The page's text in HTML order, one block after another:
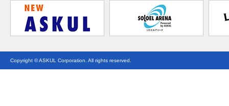
Copyright © ASKUL Corporation. All rights reserved.